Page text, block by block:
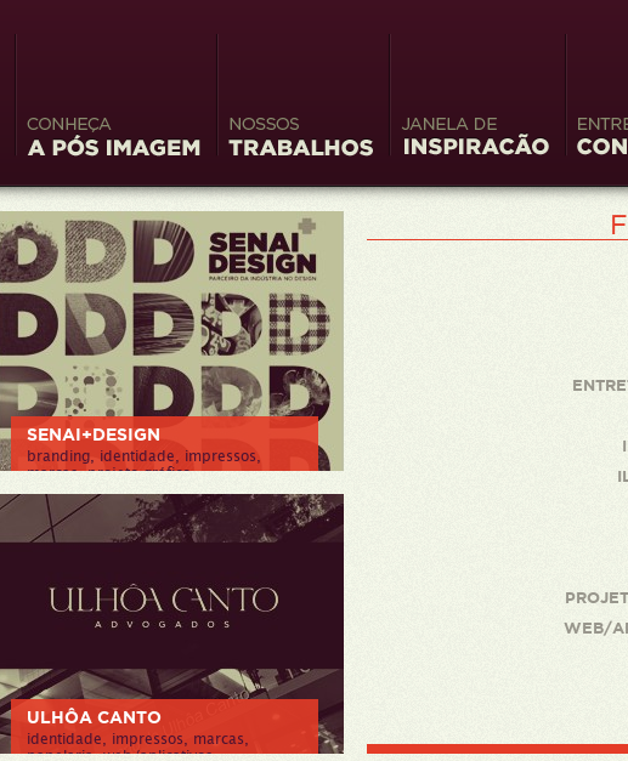
Imagem
Inspiração
WEB/
SENAI+DESIGN
branding, identidade, impressos,
marcas, projeto gráfico
> VER PROJETO
ULHÔA CANTO
identidade, impressos, marcas,
papelaria, web/aplicativos